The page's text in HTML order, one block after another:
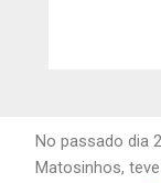
No passado dia
Matosinhos,